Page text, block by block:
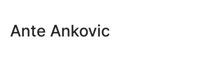
Ante Ankovic